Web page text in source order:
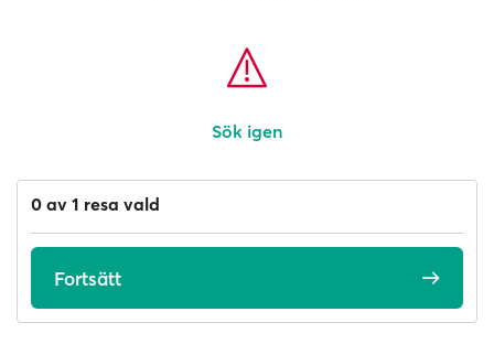
Sök igen
0 av 1 resa vald
Fortsätt